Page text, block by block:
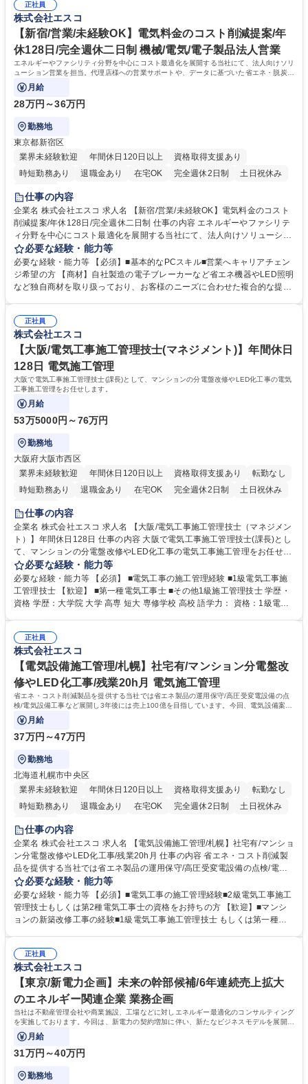
仕事とプライベートの両立を大切にしながら、急成長中の企業で腰を据え
てキャリアを築くことが可能です。 募集職種 【東京/電気設備施工管理(未
経験歓迎)】残業20h月以下/年休128日
可能。年休128日と業界内トップクラスで土日休み残業も月20時間以内に
収まる仕組みを徹底。仕事はマニュアル化されており無理なく業務でき、
長期的に活躍可能。入社後は座学やOJTを通じて丁寧にサポートするた
め、施工管理の経験が浅い方も安心して挑戦できます 学歴・資格 学歴：
大学院 大学 高専 短大 専修学校 高校 語学力： 資格：第一種運転免許普通
自動車 第二種電気工事士
正社員
株式会社エスコ
【新宿/営業/未経験OK】電気料金のコスト削減提案/年
休128日/完全週休二日制 機械/電気/電子製品法人営業
エネルギーやファシリティ分野を中心にコスト最適化を展開する当社にて、法人向けソリ
ューション営業を担当。代理店様への営業サポートや、データに基づいた省エネ・脱炭素
のプランニング、実行支援までを一貫し
月給
28万円～36万円
勤務地
東京都新宿区
業界未経験歓迎
年間休日120日以上
資格取得支援あり
時短勤務あり
退職金あり 在宅OK 完全週休2日制
土日祝休み
服装自由
仕事の内容
企業名 株式会社エスコ 求人名 【新宿/営業/未経験OK】電気料金のコスト
削減提案/年休128日/完全週休二日制 仕事の内容 エネルギーやファシリテ
ィ分野を中心にコスト最適化を展開する当社にて、法人向けソリューショ
ン営業を担当。代理店様への営業サポートや、データに基づいた省エネ・
脱炭素のプランニング、実行支援までを一貫し てご担当いただきます《詳
細》■代理店様への最新動向共有・戦略立案 ■省エネやCO2削減ニーズの
深掘り ■実績データに基づく最適プランの構築 ■自社製品や最新EV充電器
利益貢献ができる醍醐味があります。 募集職種 【新宿/営業/未経験OK】
電気料金のコスト削減提案/年休128日/完全週休二日制
必要な経験・能力等
必要な経験・能力等 【必須】■基本的なPCスキル■営業へキャリアチェン
ジ希望の方 【商材】自社製造の電子ブレーカーなど省エネ機器やLED照明
など独自商材を取り扱っており、お客様のニーズに合わせた複合的な提案
学 高専 短大 専修学校 高校 語学力： 資格：
正社員
株式会社エスコ
【大阪/電気工事施工管理技士(マネジメント)】年間休日
128日 電気施工管理
大阪で電気工事施工管理技士(課長)として、マンションの分電盤改修やLED化工事の電気
工事施工管理をお任せします。
月給
53万5000円～76万円
勤務地
大阪府大阪市西区
業界未経験歓迎
年間休日120日以上 資格取得支援あり
転勤なし
時短勤務あり
退職金あり 在宅OK 完全週休2日制
土日祝休み
服装自由
仕事の内容
企業名 株式会社エスコ 求人名 【大阪/電気工事施工管理技士（マネジメン
ト）】年間休日128日 仕事の内容 大阪で電気工事施工管理技士(課長)とし
て、マンションの分電盤改修やLED化工事の電気工事施工管理をお任せし
ます。 ■工程管理■品質管理■安全管理 ■下請け工事会社への指導 ■管理員
様、居住者様とのコミュニケーション ■全国安全パトロールの実施 ■法律
の基礎、電気設備の基礎勉強会実施 ■協力会社の育成(新規工事店説明など
含み) 等 募集職種 【大阪/電気工事施工管理技士（マネジメント）】年間
必要な経験・能力等
必要な経験・能力等 【必須】 ■電気工事の施工管理経験 ■1級電気工事施
工管理技士 【歓迎】 ■第一種電気工事士 ■その他1級施工管理技士 学歴・
資格 学歴：大学院 大学 高専 短大 専修学校 高校 語学力： 資格：1級電気
正社員
株式会社エスコ
【電気設備施工管理/札幌】社宅有/マンション分電盤改
修やLED化工事/残業20h月 電気施工管理
省エネ・コスト削減製品を提供する当社では省エネ製品の運用保守/高圧受変電設備の点
検/電気設備工事など展開し3年後には売上100億を目指しています。今回、電気設備案件
増加に伴い、増員募集いたします。
月給
37万円～47万円
勤務地
北海道札幌市中央区
業界未経験歓迎
年間休日120日以上 資格取得支援あり
転勤なし
時短勤務あり
退職金あり 在宅OK 完全週休2日制
土日祝休み
服装自由
仕事の内容
企業名 株式会社エスコ 求人名 【電気設備施工管理/札幌】社宅有/マンショ
ン分電盤改修やLED化工事/残業20h月 仕事の内容 省エネ・コスト削減製
品を提供する当社では省エネ製品の運用保守/高圧受変電設備の点検/電気
設備工事など展開し3年後には売上100億を目指しています。今回、電気
設備案件増加に伴い、増員募集いたします。 マンションの分電盤改修やL
ED化工事の電気工事施工管理をお任せします。《詳細》■工程管理■品質
管理■安全管理■下請け工事会社への指導■管理員様、居住者様とのコミュ
件、1日～2日程度で完了します。 募集職種 【電気設備施工管理/札幌】社
宅有/マンション分電盤改修やLED化工事/残業20h月
必要な経験・能力等
必要な経験・能力等 【必須】■電気工事の施工管理経験■2級電気工事施工
管理技士もしくは第2種電気工事士の資格をお持ちの方 【歓迎】■マンシ
ョンの新築改修工事の経験■1級電気工事施工管理技士 もしくは第一種電
休128日で、長期でお休みなども取りやすい環境です。また、完全週休二
日制の土日休みで残業月20時間以内に収まるような働き方をしています
【教育体制】施工マニュアルでの座学やOJTが基本となりますので、話し
やすい先輩のもとで仕事を着実に覚えていける環境です 学歴・資格 学
歴：大学院 大学 高専 短大 専修学校 高校 語学力： 資格：第一種運転免許
普通自動車 第二種電気工事士 2級電気工事施工管理技士
正社員
株式会社エスコ
【東京/新電力企画】未来の幹部候補/6年連続売上拡大
のエネルギー関連企業 業務企画
当社は不動産管理会社や商業施設、工場などに対しエネルギー最適化のコンサルティング
を実施しております。今回は、新電力の契約増加に伴い、新たなビジネスモデルを展開す
るため共に働ける方を求めております！
月給
31万円～40万円
勤務地